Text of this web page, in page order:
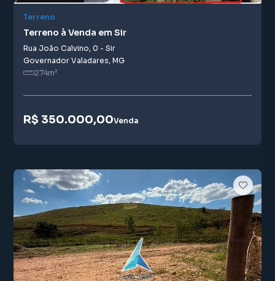
Terreno
Terreno à Venda em Sir
Rua João Calvino, 0 - Sir
Governador Valadares, MG
274m²
R$ 350.000,00Venda